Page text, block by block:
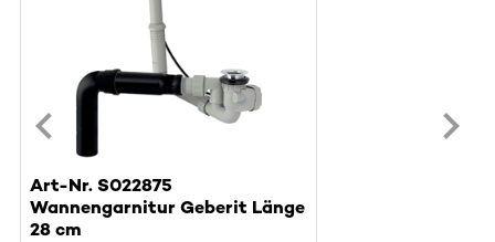
Art-Nr. S022875
Wannengarnitur Geberit Länge
28 cm